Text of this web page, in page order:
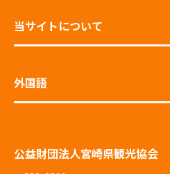
当サイトについて
外国語
公益財団法人宮崎県観光協会